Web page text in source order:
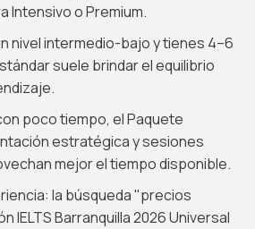
Intensivo o Premium.
nivel intermedio-bajo y tienes 4–6
suele brindar el equilibrio
poco tiempo, el Paquete
estratégica y sesiones
mejor el tiempo disponible.
la búsqueda "precios
IELTS Barranquilla 2026 Universal